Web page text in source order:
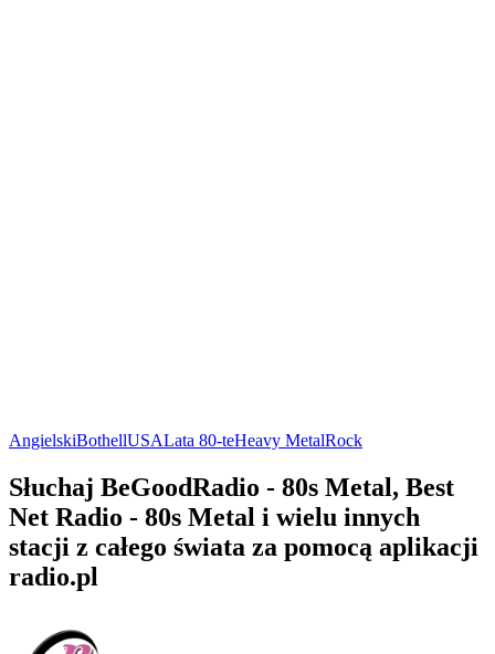
AngielskiBothellUSALata 80-teHeavy MetalRock
Słuchaj BeGoodRadio - 80s Metal, Best
Net Radio - 80s Metal i wielu innych
stacji z całego świata za pomocą aplikacji
radio.pl